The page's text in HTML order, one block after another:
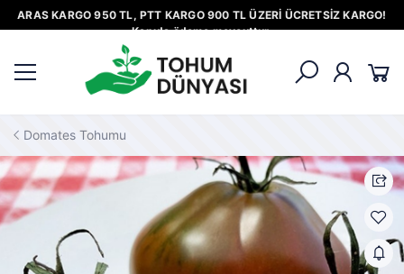
ARAS KARGO 950 TL, PTT KARGO 900 TL ÜZERİ ÜCRETSİZ KARGO!
Kapıda ödeme mevcuttur.
Domates Tohumu